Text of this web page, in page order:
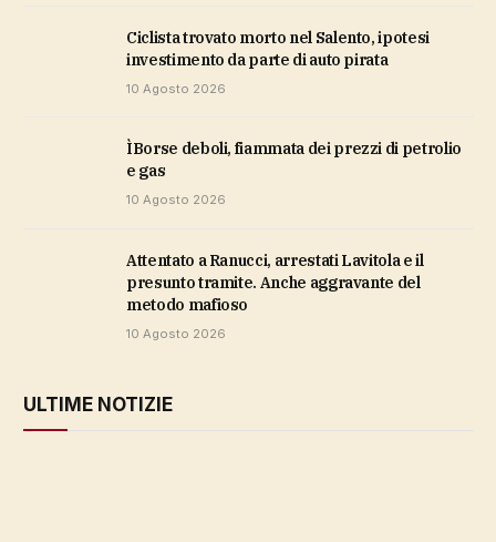
Ciclista trovato morto nel Salento, ipotesi
investimento da parte di auto pirata
10 Agosto 2026
ìBorse deboli, fiammata dei prezzi di petrolio
e gas
10 Agosto 2026
Attentato a Ranucci, arrestati Lavitola e il
presunto tramite. Anche aggravante del
metodo mafioso
10 Agosto 2026
ULTIME NOTIZIE